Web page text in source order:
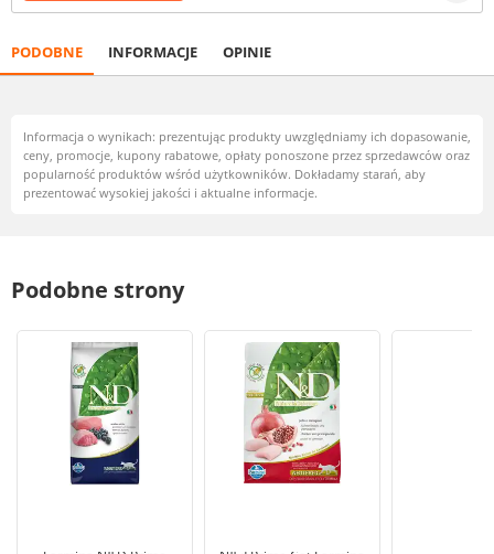
PODOBNE INFORMACJE OPINIE
Informacja o wynikach: prezentując produkty uwzględniamy ich dopasowanie,
ceny, promocje, kupony rabatowe, opłaty ponoszone przez sprzedawców oraz
popularność produktów wśród użytkowników. Dokładamy starań, aby
prezentować wysokiej jakości i aktualne informacje.
Podobne strony